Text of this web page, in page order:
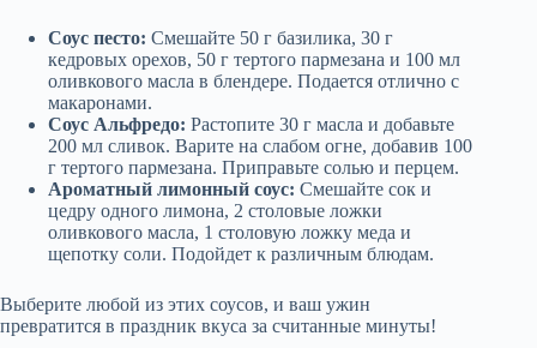
Соус песто: Смешайте 50 г базилика, 30 г
кедровых орехов, 50 г тертого пармезана и 100 мл
оливкового масла в блендере. Подается отлично с
макаронами.
Соус Альфредо: Растопите 30 г масла и добавьте
200 мл сливок. Варите на слабом огне, добавив 100
г тертого пармезана. Приправьте солью и перцем.
Ароматный лимонный соус: Смешайте сок и
цедру одного лимона, 2 столовые ложки
оливкового масла, 1 столовую ложку меда и
щепотку соли. Подойдет к различным блюдам.
Выберите любой из этих соусов, и ваш ужин
превратится в праздник вкуса за считанные минуты!